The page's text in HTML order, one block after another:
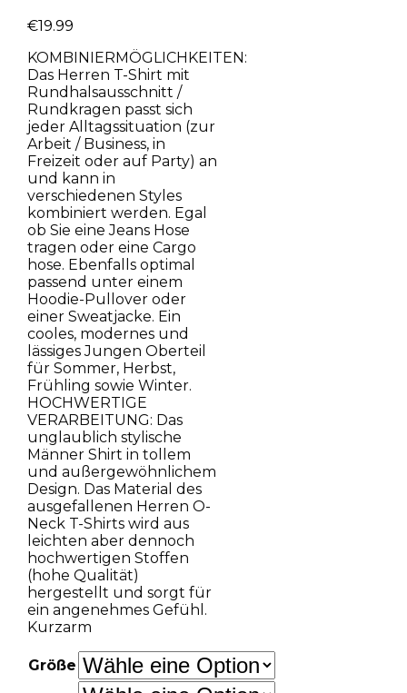
€19.99
KOMBINIERMÖGLICHKEITEN:
Das Herren T-Shirt mit
Rundhalsausschnitt /
Rundkragen passt sich
jeder Alltagssituation (zur
Arbeit / Business, in
Freizeit oder auf Party) an
und kann in
verschiedenen Styles
kombiniert werden. Egal
ob Sie eine Jeans Hose
tragen oder eine Cargo
hose. Ebenfalls optimal
passend unter einem
Hoodie-Pullover oder
einer Sweatjacke. Ein
cooles, modernes und
lässiges Jungen Oberteil
für Sommer, Herbst,
Frühling sowie Winter.
HOCHWERTIGE
VERARBEITUNG: Das
unglaublich stylische
Männer Shirt in tollem
und außergewöhnlichem
Design. Das Material des
ausgefallenen Herren O-
Neck T-Shirts wird aus
leichten aber dennoch
hochwertigen Stoffen
(hohe Qualität)
hergestellt und sorgt für
ein angenehmes Gefühl.
Kurzarm
Größe